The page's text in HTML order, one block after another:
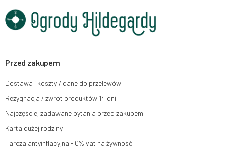
chwili rezygnacji z subskrypcji.
Przysługuje Ci prawo do żądania dostępu do swoich danych osobowych,
ich sprostowania, usunięcia, ograniczenia przetwarzania, wniesienia
momencie bez wpływu na zgodność z prawem przetwarzania, którego
dokonano na podstawie zgody przed jej cofnięciem. W tym celu możesz
e-mail lub pisemnie na adres siedziby.
Więcej informacji:www.mouton.pl/ODO
Przed zakupem
Dostawa i koszty / dane do przelewów
Rezygnacja / zwrot produktów 14 dni
Najczęściej zadawane pytania przed zakupem
Karta dużej rodziny
Tarcza antyinflacyjna - 0% vat na żywność